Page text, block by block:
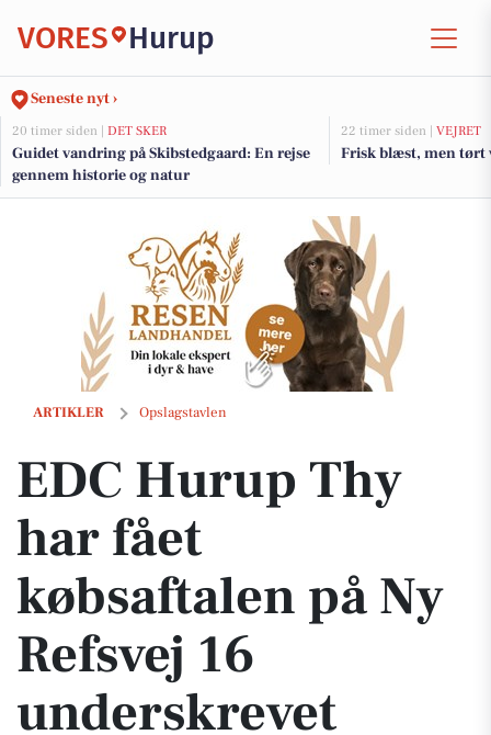
VORES Hurup
Seneste nyt ›
20 timer siden | DET SKER
Guidet vandring på Skibstedgaard: En rejse
gennem historie og natur
22 timer siden | VEJRET
Frisk blæst, men tørt
ARTIKLER Opslagstavlen
EDC Hurup Thy har fået købsaftalen på Ny Refsvej 16 underskrevet
EDC Hurup Thy
har fået
købsaftalen på Ny
Refsvej 16
underskrevet